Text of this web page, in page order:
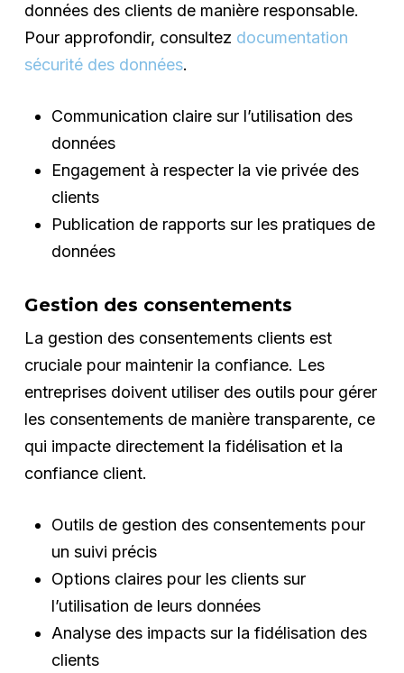
données des clients de manière responsable.
Pour approfondir, consultez documentation
sécurité des données.
Communication claire sur l’utilisation des
données
Engagement à respecter la vie privée des
clients
Publication de rapports sur les pratiques de
données
Gestion des consentements
La gestion des consentements clients est
cruciale pour maintenir la confiance. Les
entreprises doivent utiliser des outils pour gérer
les consentements de manière transparente, ce
qui impacte directement la fidélisation et la
confiance client.
Outils de gestion des consentements pour
un suivi précis
Options claires pour les clients sur
l’utilisation de leurs données
Analyse des impacts sur la fidélisation des
clients